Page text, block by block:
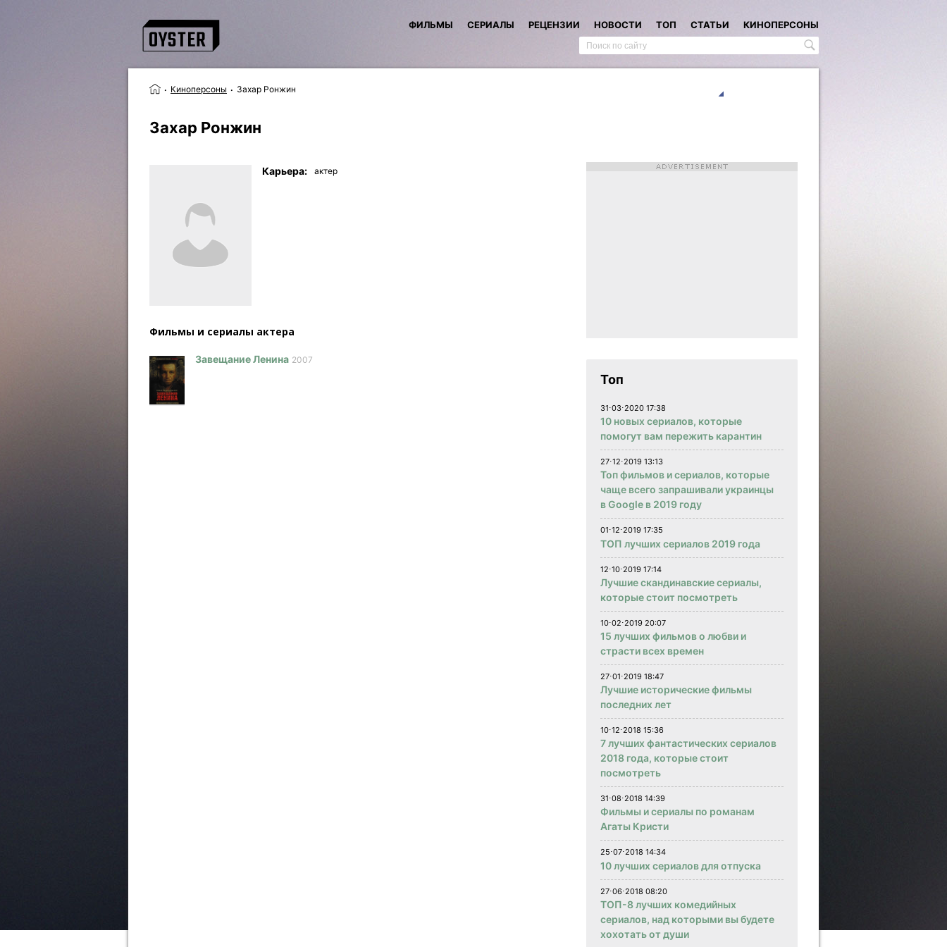
ФИЛЬМЫ СЕРИАЛЫ РЕЦЕНЗИИ НОВОСТИ ТОП СТАТЬИ КИНОПЕРСОНЫ
Киноперсоны Захар Ронжин
Захар Ронжин
Карьера: актер
Фильмы и сериалы актера
Завещание Ленина 2007
Топ
31⋅03⋅2020 17:38
10 новых сериалов, которые
помогут вам пережить карантин
27⋅12⋅2019 13:13
Топ фильмов и сериалов, которые
чаще всего запрашивали украинцы
в Google в 2019 году
01⋅12⋅2019 17:35
ТОП лучших сериалов 2019 года
12⋅10⋅2019 17:14
Лучшие скандинавские сериалы,
которые стоит посмотреть
10⋅02⋅2019 20:07
15 лучших фильмов о любви и
страсти всех времен
27⋅01⋅2019 18:47
Лучшие исторические фильмы
последних лет
10⋅12⋅2018 15:36
7 лучших фантастических сериалов
2018 года, которые стоит
посмотреть
31⋅08⋅2018 14:39
Фильмы и сериалы по романам
Агаты Кристи
25⋅07⋅2018 14:34
10 лучших сериалов для отпуска
27⋅06⋅2018 08:20
ТОП-8 лучших комедийных
сериалов, над которыми вы будете
хохотать от души